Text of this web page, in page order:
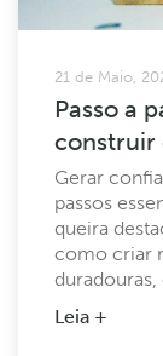
21 de Maio,
Passo a
construir
Gerar
passos
queira
como criar
Leia +